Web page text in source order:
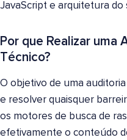
JavaScript e arquitetura do
Por que Realizar uma
Técnico?
O objetivo de uma
e resolver quaisquer
os motores de busca de
efetivamente o conteúdo